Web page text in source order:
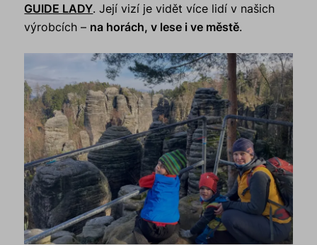
GUIDE LADY. Její vizí je vidět více lidí v našich
výrobcích – na horách, v lese i ve městě.